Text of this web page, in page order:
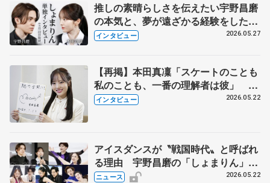
推しの素晴らしさを伝えたい宇野昌磨
の本気と、夢が遠ざかる経験をした本
田真凜の覚悟
インタビュー 2026.05.27
【再掲】本田真凜「スケートのことも
私のことも、一番の理解者は彼」 引
退時の単独インタビューで語った競技
インタビュー 2026.05.22
アイスダンスが〝戦国時代〟と呼ばれ
る理由 宇野昌磨の「しょまりん」ら
実力者が相次いで参戦 国内の競争激
ニュース 2026.05.22